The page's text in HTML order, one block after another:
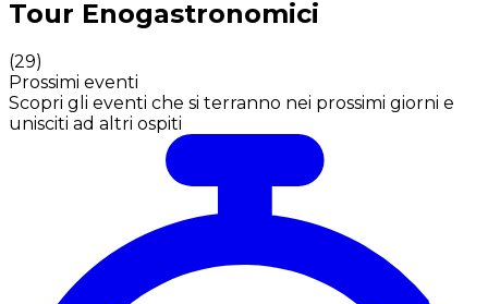
Tour Enogastronomici
(29)
Prossimi eventi
Scopri gli eventi che si terranno nei prossimi giorni e
unisciti ad altri ospiti